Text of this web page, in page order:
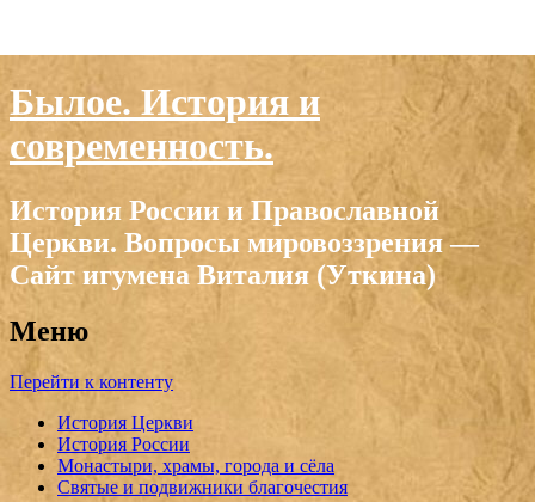
Былое. История и
современность.
История России и Православной
Церкви. Вопросы мировоззрения —
Сайт игумена Виталия (Уткина)
Меню
Перейти к контенту
История Церкви
История России
Монастыри, храмы, города и сёла
Святые и подвижники благочестия